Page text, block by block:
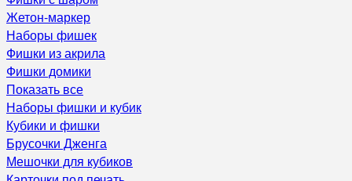
Жетон-маркер
Наборы фишек
Фишки из акрила
Фишки домики
Показать все
Наборы фишки и кубик
Кубики и фишки
Брусочки Дженга
Мешочки для кубиков